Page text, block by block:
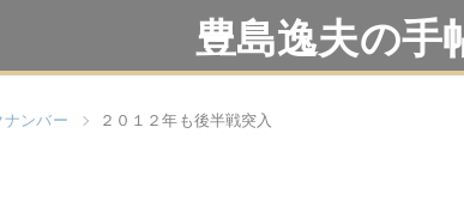
豊島逸夫の手
ナンバー ２０１２年も後半戦突入